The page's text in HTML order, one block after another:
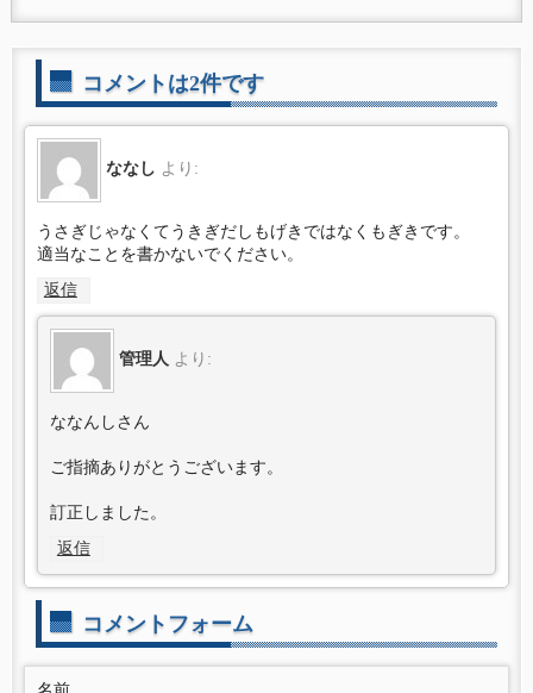
コメントは2件です
ななし より:
うさぎじゃなくてうきぎだしもげきではなくもぎきです。
適当なことを書かないでください。
返信
管理人 より:
ななんしさん
ご指摘ありがとうございます。
訂正しました。
返信
コメントフォーム